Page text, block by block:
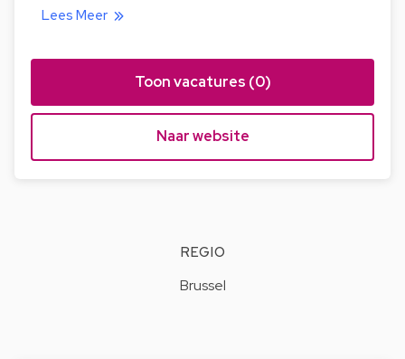
Lees Meer
Toon vacatures (0)
Naar website
REGIO
Brussel